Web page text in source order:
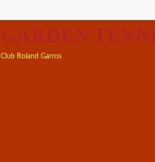
GARDEN
Club Roland Garros